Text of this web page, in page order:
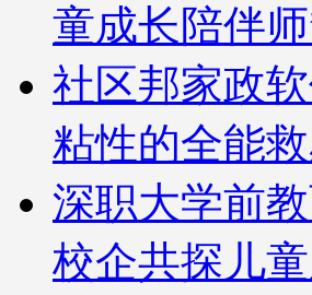
童成长陪伴
社区邦家政
粘性的全能救
深职大学前
校企共探儿